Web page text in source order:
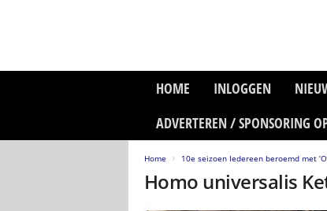
HOME INLOGGEN
ADVERTEREN / SPONSORING
Home 10e seizoen Iedereen beroemd met
Homo universalis